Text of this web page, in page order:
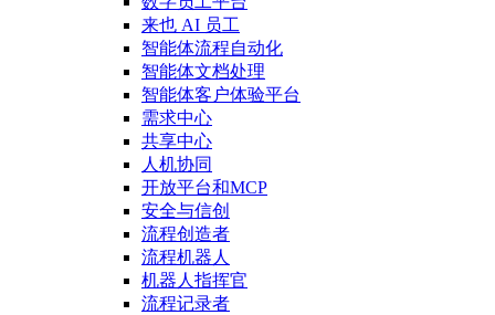
来也 AI 员工
智能体流程自动化
智能体文档处理
智能体客户体验平台
需求中心
共享中心
人机协同
开放平台和MCP
安全与信创
流程创造者
流程机器人
机器人指挥官
流程记录者